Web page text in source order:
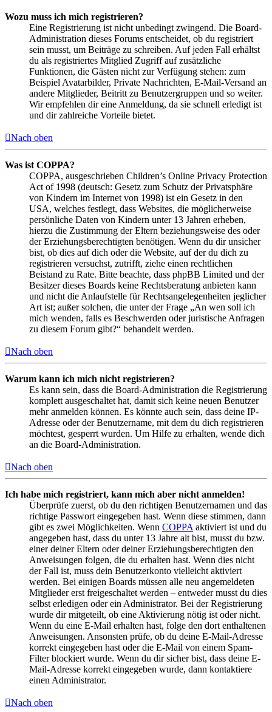
Wozu muss ich mich registrieren?
Eine Registrierung ist nicht unbedingt zwingend. Die Board-
Administration dieses Forums entscheidet, ob du registriert
sein musst, um Beiträge zu schreiben. Auf jeden Fall erhältst
du als registriertes Mitglied Zugriff auf zusätzliche
Funktionen, die Gästen nicht zur Verfügung stehen: zum
Beispiel Avatarbilder, Private Nachrichten, E-Mail-Versand an
andere Mitglieder, Beitritt zu Benutzergruppen und so weiter.
Wir empfehlen dir eine Anmeldung, da sie schnell erledigt ist
und dir zahlreiche Vorteile bietet.
Nach oben
Was ist COPPA?
COPPA, ausgeschrieben Children’s Online Privacy Protection
Act of 1998 (deutsch: Gesetz zum Schutz der Privatsphäre
von Kindern im Internet von 1998) ist ein Gesetz in den
USA, welches festlegt, dass Websites, die möglicherweise
persönliche Daten von Kindern unter 13 Jahren erheben,
hierzu die Zustimmung der Eltern beziehungsweise des oder
der Erziehungsberechtigten benötigen. Wenn du dir unsicher
bist, ob dies auf dich oder die Website, auf der du dich zu
registrieren versuchst, zutrifft, ziehe einen rechtlichen
Beistand zu Rate. Bitte beachte, dass phpBB Limited und der
Besitzer dieses Boards keine Rechtsberatung anbieten kann
und nicht die Anlaufstelle für Rechtsangelegenheiten jeglicher
Art ist; außer solchen, die unter der Frage „An wen soll ich
mich wenden, falls es Beschwerden oder juristische Anfragen
zu diesem Forum gibt?“ behandelt werden.
Nach oben
Warum kann ich mich nicht registrieren?
Es kann sein, dass die Board-Administration die Registrierung
komplett ausgeschaltet hat, damit sich keine neuen Benutzer
mehr anmelden können. Es könnte auch sein, dass deine IP-
Adresse oder der Benutzername, mit dem du dich registrieren
möchtest, gesperrt wurden. Um Hilfe zu erhalten, wende dich
an die Board-Administration.
Nach oben
Ich habe mich registriert, kann mich aber nicht anmelden!
Überprüfe zuerst, ob du den richtigen Benutzernamen und das
richtige Passwort eingegeben hast. Wenn diese stimmen, dann
gibt es zwei Möglichkeiten. Wenn COPPA aktiviert ist und du
angegeben hast, dass du unter 13 Jahre alt bist, musst du bzw.
einer deiner Eltern oder deiner Erziehungsberechtigten den
Anweisungen folgen, die du erhalten hast. Wenn dies nicht
der Fall ist, muss dein Benutzerkonto vielleicht aktiviert
werden. Bei einigen Boards müssen alle neu angemeldeten
Mitglieder erst freigeschaltet werden – entweder musst du dies
selbst erledigen oder ein Administrator. Bei der Registrierung
wurde dir mitgeteilt, ob eine Aktivierung nötig ist oder nicht.
Wenn du eine E-Mail erhalten hast, folge den dort enthaltenen
Anweisungen. Ansonsten prüfe, ob du deine E-Mail-Adresse
korrekt eingegeben hast oder die E-Mail von einem Spam-
Filter blockiert wurde. Wenn du dir sicher bist, dass deine E-
Mail-Adresse korrekt eingegeben wurde, dann kontaktiere
einen Administrator.
Nach oben